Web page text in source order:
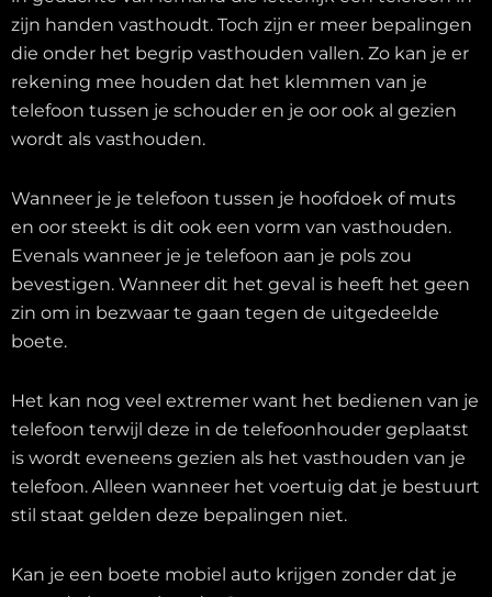
zijn handen vasthoudt. Toch zijn er meer bepalingen
die onder het begrip vasthouden vallen. Zo kan je er
rekening mee houden dat het klemmen van je
telefoon tussen je schouder en je oor ook al gezien
wordt als vasthouden.
Wanneer je je telefoon tussen je hoofdoek of muts
en oor steekt is dit ook een vorm van vasthouden.
Evenals wanneer je je telefoon aan je pols zou
bevestigen. Wanneer dit het geval is heeft het geen
zin om in bezwaar te gaan tegen de uitgedeelde
boete.
Het kan nog veel extremer want het bedienen van je
telefoon terwijl deze in de telefoonhouder geplaatst
is wordt eveneens gezien als het vasthouden van je
telefoon. Alleen wanneer het voertuig dat je bestuurt
stil staat gelden deze bepalingen niet.
Kan je een boete mobiel auto krijgen zonder dat je